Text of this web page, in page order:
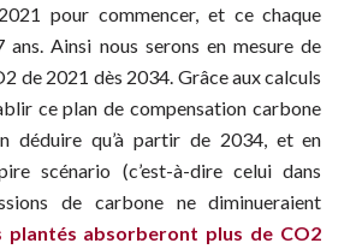
pour commencer, et ce chaque
ans. Ainsi nous serons en mesure de
de 2021 dès 2034. Grâce aux calculs
ce plan de compensation carbone
déduire qu’à partir de 2034, et en
scénario (c’est-à-dire celui dans
de carbone ne diminueraient
plantés absorberont plus de CO2